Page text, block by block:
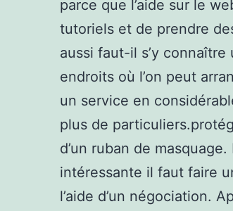
parce que l’aide sur le
tutoriels et de prendre
aussi faut-il s’y
endroits où l’on peut
un service en
plus de
d’un ruban de
intéressante il faut faire
l’aide d’un négociation.